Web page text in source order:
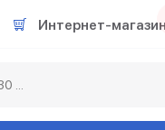
Интернет-магазин